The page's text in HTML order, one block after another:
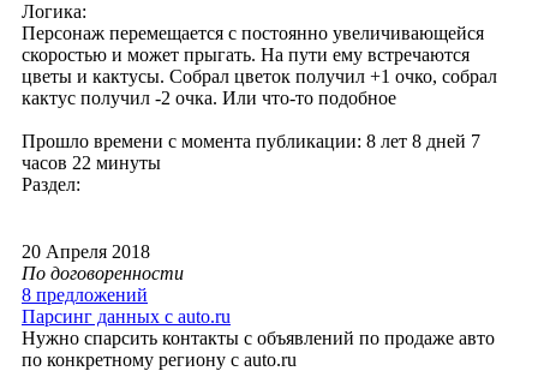
Логика:
Персонаж перемещается с постоянно увеличивающейся
скоростью и может прыгать. На пути ему встречаются
цветы и кактусы. Собрал цветок получил +1 очко, собрал
кактус получил -2 очка. Или что-то подобное
Прошло времени с момента публикации: 8 лет 8 дней 7
часов 22 минуты
Раздел:
20 Апреля 2018
По договоренности
8 предложений
Парсинг данных с auto.ru
Нужно спарсить контакты с объявлений по продаже авто
по конкретному региону с auto.ru